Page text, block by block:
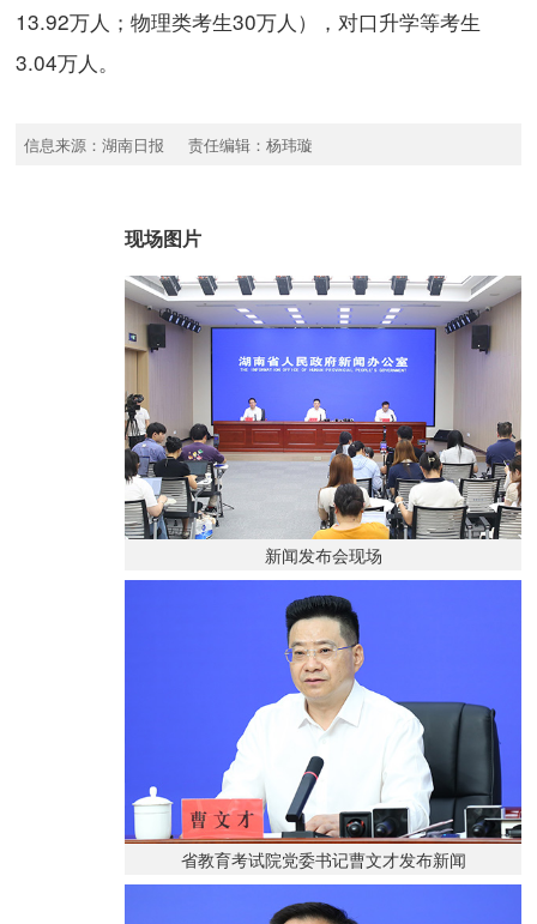
13.92万人；物理类考生30万人），对口升学等考生
3.04万人。
信息来源：湖南日报 责任编辑：杨玮璇
现场图片
新闻发布会现场
省教育考试院党委书记曹文才发布新闻